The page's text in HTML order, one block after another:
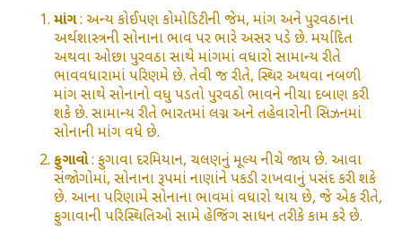
માંગ: અન્ય કોઈપણ કોમોડિટીની જેમ, માંગ અને પુરવઠાના
અર્થશાસ્ત્રની સોનાના ભાવ પર ભારે અસર પડે છે. મર્યાદિત
અથવા ઓછા પુરવઠા સાથે માંગમાં વધારો સામાન્ય રીતે
ભાવવધારામાં પરિણમે છે. તેવી જ રીતે, સ્થિર અથવા નબળી
માંગ સાથે સોનાનો વધુ પડતો પુરવઠો ભાવને નીચા દબાણ કરી
શકે છે. સામાન્ય રીતે ભારતમાં લગ્ન અને તહેવારોની સિઝનમાં
સોનાની માંગ વધે છે.
ફુગાવો: ફુગાવા દરમિયાન, ચલણનું મૂલ્ય નીચે જાય છે. આવા
સંજોગોમાં, સોનાના રૂપમાં નાણાંને પકડી રાખવાનું પસંદ કરી શકે
છે. આના પરિણામે સોનાના ભાવમાં વધારો થાય છે, જે એક રીતે,
ફુગાવાની પરિસ્થિતિઓ સામે હેજિંગ સાધન તરીકે કામ કરે છે.